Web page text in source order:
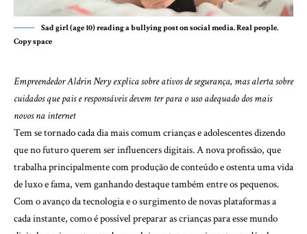
Sad girl (age 10) reading a bullying post on social media. Real people.
Copy space
Empreendedor Aldrin Nery explica sobre ativos de segurança, mas alerta sobre
cuidados que pais e responsáveis devem ter para o uso adequado dos mais
novos na internet
Tem se tornado cada dia mais comum crianças e adolescentes dizendo
que no futuro querem ser influencers digitais. A nova profissão, que
trabalha principalmente com produção de conteúdo e ostenta uma vida
de luxo e fama, vem ganhando destaque também entre os pequenos.
Com o avanço da tecnologia e o surgimento de novas plataformas a
cada instante, como é possível preparar as crianças para esse mundo